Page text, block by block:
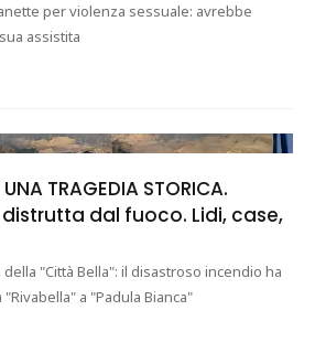
per violenza sessuale: avrebbe
assistita
TRAGEDIA STORICA.
dal fuoco. Lidi, case,
"Città Bella": il disastroso incendio ha
a "Padula Bianca"